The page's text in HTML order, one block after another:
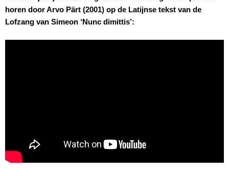
horen door Arvo Pärt (2001) op de Latijnse tekst van de
Lofzang van Simeon ‘Nunc dimittis’: